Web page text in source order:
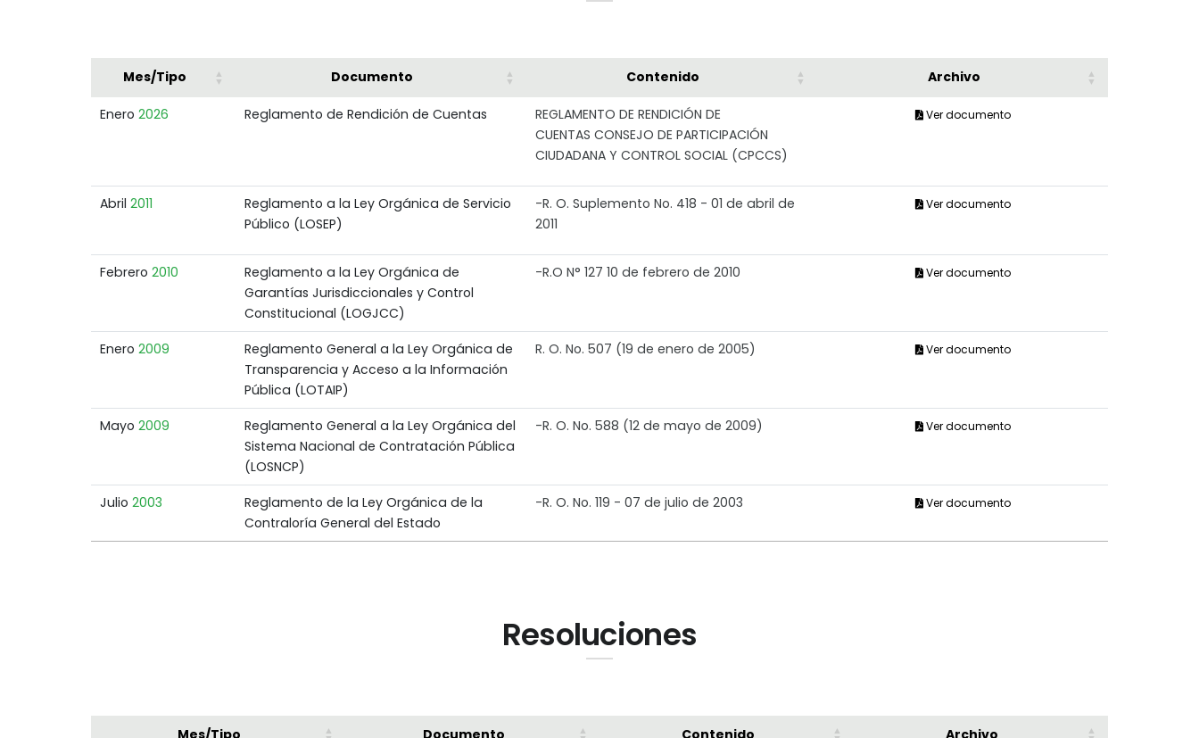
Mes/Tipo Documento Contenido Archivo
Enero 2026 Reglamento de Rendición de Cuentas
REGLAMENTO DE RENDICIÓN DE
CUENTAS CONSEJO DE PARTICIPACIÓN
CIUDADANA Y CONTROL SOCIAL (CPCCS)
Ver documento
Abril 2011
Reglamento a la Ley Orgánica de Servicio
Público (LOSEP)
-R. O. Suplemento No. 418 - 01 de abril de
2011
Ver documento
Febrero 2010
Reglamento a la Ley Orgánica de
Garantías Jurisdiccionales y Control
Constitucional (LOGJCC)
-R.O N° 127 10 de febrero de 2010 Ver documento
Enero 2009
Reglamento General a la Ley Orgánica de
Transparencia y Acceso a la Información
Pública (LOTAIP)
R. O. No. 507 (19 de enero de 2005) Ver documento
Mayo 2009
Reglamento General a la Ley Orgánica del
Sistema Nacional de Contratación Pública
(LOSNCP)
-R. O. No. 588 (12 de mayo de 2009) Ver documento
Julio 2003
Reglamento de la Ley Orgánica de la
Contraloría General del Estado
-R. O. No. 119 - 07 de julio de 2003 Ver documento
Resoluciones
Mes/Tipo Documento Contenido Archivo